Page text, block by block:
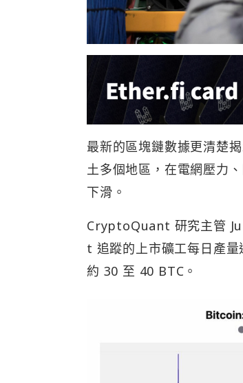
最新的區塊鏈數據更清楚
土多個地區，在電網壓力
下滑。
CryptoQuant 研究主管
t 追蹤的上市礦工每日產
約 30 至 40 BTC。